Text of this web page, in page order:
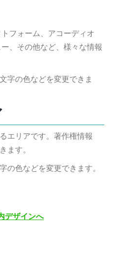
フォーム、アコーディオ
、その他など、様々な情報
字の色などを変更できま
エリアです。著作権情報
ます。
の色などを変更できます。
デザインへ